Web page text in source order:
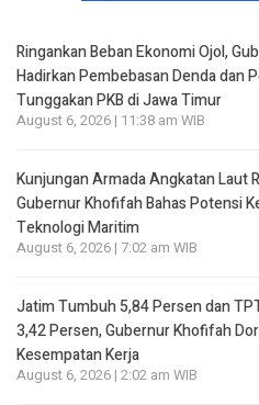
Ringankan Beban Ekonomi Ojol,
Hadirkan Pembebasan Denda dan
Tunggakan PKB di Jawa Timur
August 6, 2026 | 11:38 am WIB
Kunjungan Armada Angkatan Laut
Gubernur Khofifah Bahas Potensi
Teknologi Maritim
August 6, 2026 | 7:02 am WIB
Jatim Tumbuh 5,84 Persen dan
3,42 Persen, Gubernur Khofifah
Kesempatan Kerja
August 6, 2026 | 2:02 am WIB